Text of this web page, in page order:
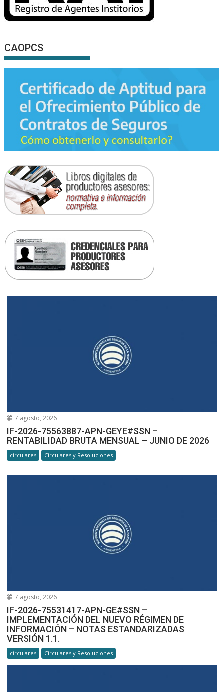
CAOPCS
7 agosto, 2026
IF-2026-75563887-APN-GEYE#SSN –
RENTABILIDAD BRUTA MENSUAL – JUNIO DE 2026
circulares Circulares y Resoluciones
7 agosto, 2026
IF-2026-75531417-APN-GE#SSN –
IMPLEMENTACIÓN DEL NUEVO RÉGIMEN DE
INFORMACIÓN – NOTAS ESTANDARIZADAS
VERSIÓN 1.1.
circulares Circulares y Resoluciones